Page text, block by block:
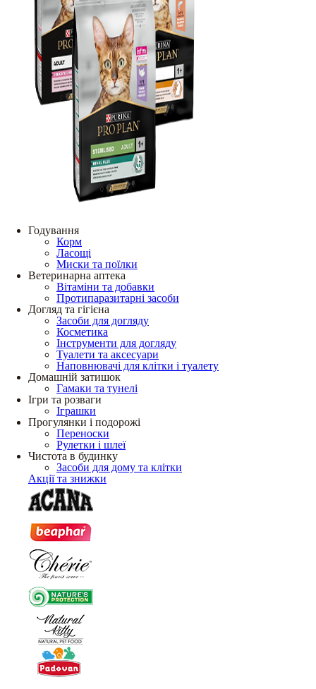
Годування
Корм
Ласощі
Миски та поїлки
Ветеринарна аптека
Вітаміни та добавки
Протипаразитарні засоби
Догляд та гігієна
Засоби для догляду
Косметика
Інструменти для догляду
Туалети та аксесуари
Наповнювачі для клітки і туалету
Домашній затишок
Гамаки та тунелі
Ігри та розваги
Іграшки
Прогулянки і подорожі
Переноски
Рулетки і шлеї
Чистота в будинку
Засоби для дому та клітки
Акції та знижки